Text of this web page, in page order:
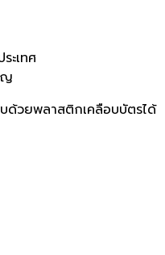
ะเทศ
ญ
ด้วยพลาสติกเคลือบบัตรได้